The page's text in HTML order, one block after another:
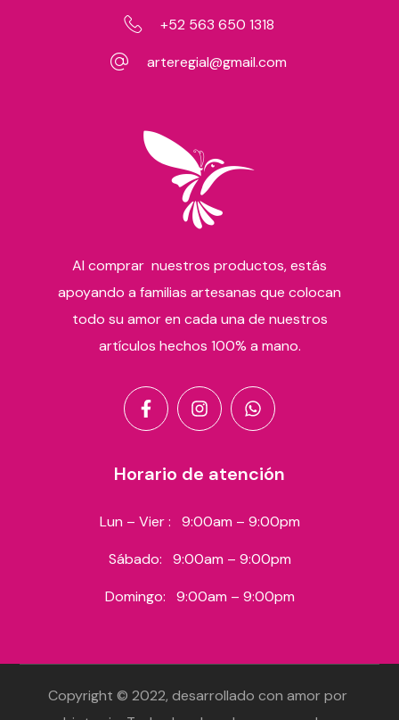
+52 563 650 1318
arteregial@gmail.com
Al comprar nuestros productos, estás
apoyando a familias artesanas que colocan
todo su amor en cada una de nuestros
artículos hechos 100% a mano.
Horario de atención
Lun – Vier : 9:00am – 9:00pm
Sábado: 9:00am – 9:00pm
Domingo: 9:00am – 9:00pm
Copyright © 2022, desarrollado con amor por